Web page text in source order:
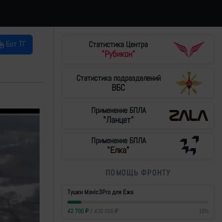
Бот ТГ
Статистика Центра
"Рубикон"
Статистика подразделений
ВБС
Применение БПЛА
"Ланцет"
Применение БПЛА
"Елка"
ПОМОЩЬ ФРОНТУ
Тушки Mavic3Pro для Ежа
42 700₽/ 430 000 ₽ 10%